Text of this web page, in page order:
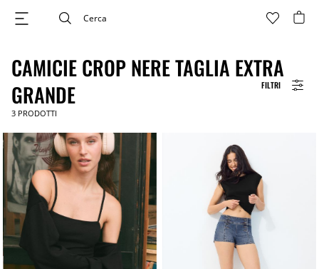
FILTRI
CAMICIE CROP NERE TAGLIA EXTRA
GRANDE
3 PRODOTTI